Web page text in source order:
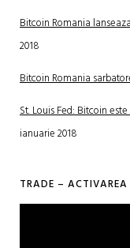
Bitcoin Romania
2018
Bitcoin Romania
St. Louis Fed: Bitcoin
ianuarie 2018
TRADE –